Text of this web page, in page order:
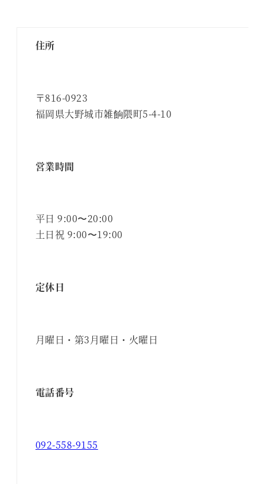
住所
〒816-0923
福岡県大野城市雑餉隈町5-4-10
営業時間
平日 9:00〜20:00
土日祝 9:00〜19:00
定休日
月曜日・第3月曜日・火曜日
電話番号
092-558-9155